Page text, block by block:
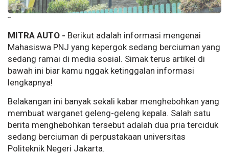
--
MITRA AUTO - Berikut adalah informasi mengenai
Mahasiswa PNJ yang kepergok sedang berciuman yang
sedang ramai di media sosial. Simak terus artikel di
bawah ini biar kamu nggak ketinggalan informasi
lengkapnya!
Belakangan ini banyak sekali kabar menghebohkan yang
membuat warganet geleng-geleng kepala. Salah satu
berita menghebohkan tersebut adalah dua pria terciduk
sedang berciuman di perpustakaan universitas
Politeknik Negeri Jakarta.